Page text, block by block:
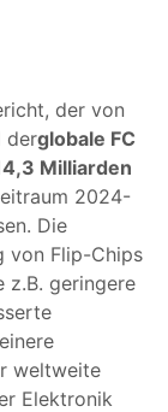
der von
derglobale FC
Milliarden
2024-
Die
von Flip-Chips
z.B. geringere
weltweite
Elektronik